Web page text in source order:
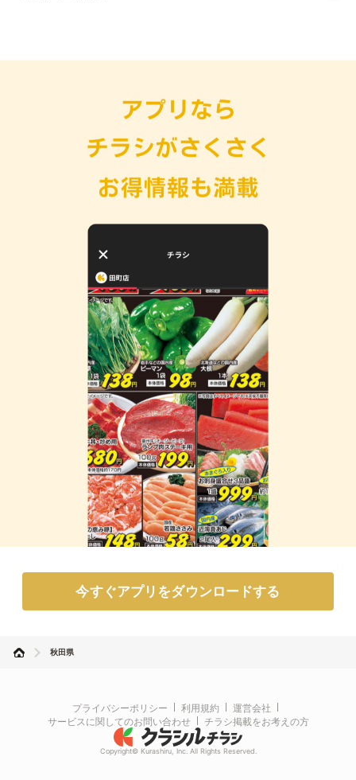
今すぐアプリをダウンロードする
秋田県
プライバシーポリシー 利用規約
運営会社
サービスに関してのお問い合わせ
チラシ掲載をお考えの方
Copyright© Kurashiru, Inc. All Rights Reserved.